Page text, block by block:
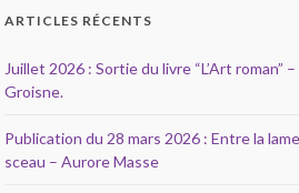
ARTICLES RÉCENTS
Juillet 2026 : Sortie du livre “L’Art roman”
Groisne.
Publication du 28 mars 2026 : Entre la
sceau – Aurore Masse